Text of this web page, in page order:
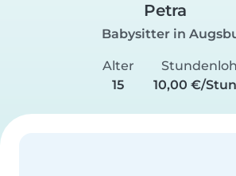
Petra
Babysitter in
Alter
15
10,00 €/